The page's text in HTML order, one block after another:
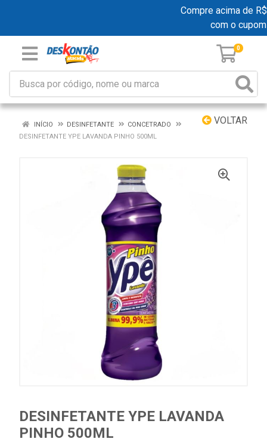
Compre acima de
com o cupom
0
VOLTAR
INÍCIO DESINFETANTE
CONCETRADO
DESINFETANTE YPE LAVANDA PINHO 500ML
DESINFETANTE YPE LAVANDA
PINHO 500ML